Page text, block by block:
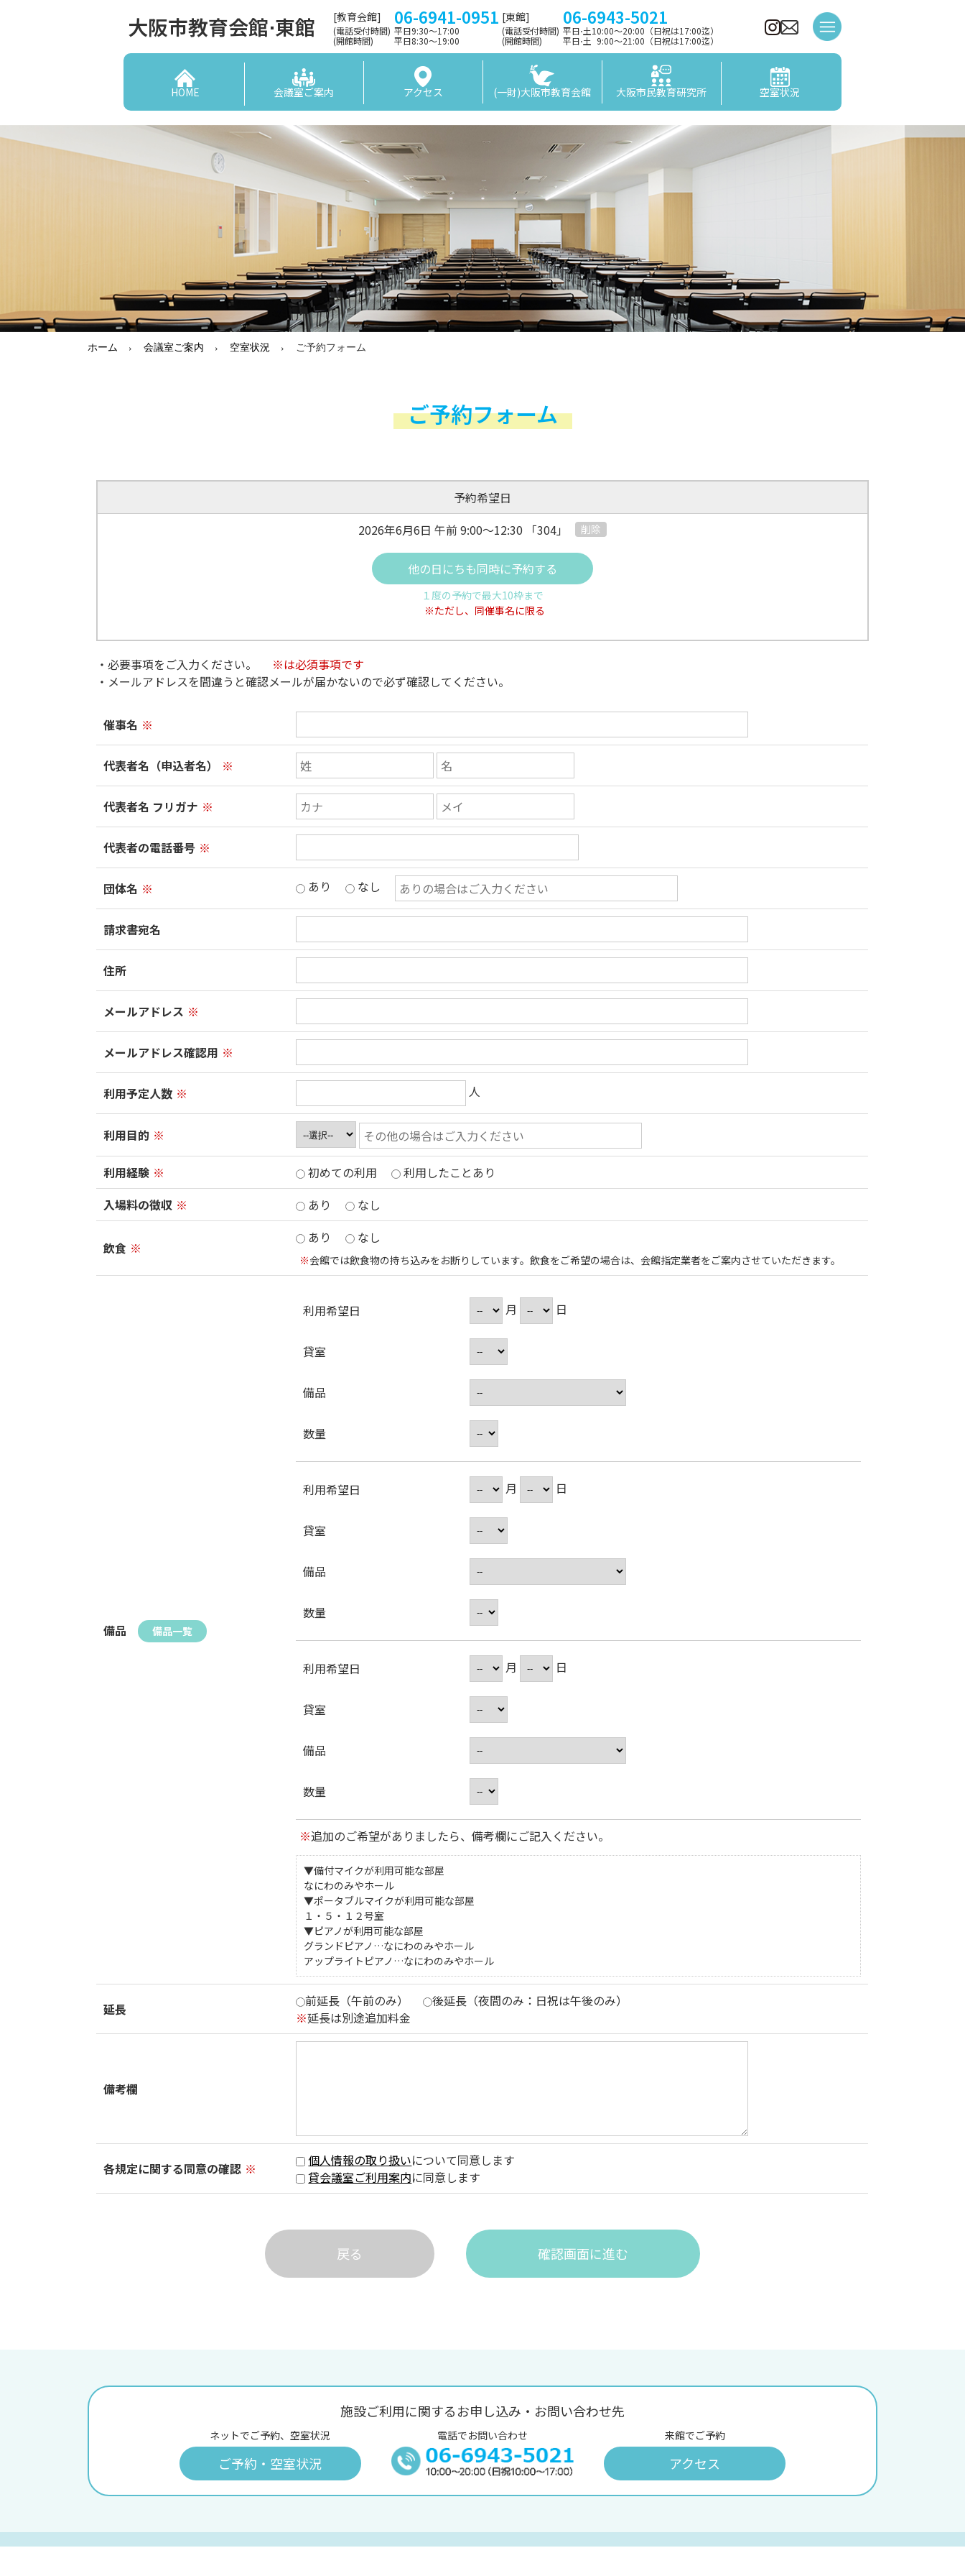
大阪市教育会館⋅東館 [教育会館] 06-6941-0951
(電話受付時間) 平日9:30〜17:00
(開館時間)
平日8:30〜19:00
[東館] 06-6943-5021
(電話受付時間) 平日⋅土10:00～20:00（日祝は17:00迄）
(開館時間)
平日⋅土 9:00〜21:00（日祝は17:00迄）
HOME 会議室ご案内 アクセス (一財)大阪市教育会館 大阪市民教育研究所 空室状況
ホーム 会議室ご案内 空室状況 ご予約フォーム
ご予約フォーム
予約希望日
2026年6月6日 午前9:00～12:30 「304」 削除
他の日にちも同時に予約する
１度の予約で最大10枠まで
※ただし、同催事名に限る
・必要事項をご入力ください。
※は必須事項です
・メールアドレスを間違うと確認メールが届かないので必ず確認してください。
催事名 ※
代表者名（申込者名） ※
代表者名 フリガナ ※
代表者の電話番号 ※
団体名 ※ あり なし
請求書宛名
住所
メールアドレス ※
メールアドレス確認用 ※
利用予定人数 ※ 人
利用目的 ※
利用経験 ※ 初めての利用
利用したことあり
入場料の徴収 ※ あり なし
飲食 ※
あり なし
※会館では飲食物の持ち込みをお断りしています。飲食をご希望の場合は、会館指定業者をご案内させていただきます。
備品 備品一覧
利用希望日 月 日
貸室
備品
数量
利用希望日 月 日
貸室
備品
数量
利用希望日 月 日
貸室
備品
数量
※追加のご希望がありましたら、備考欄にご記入ください。
▼備付マイクが利用可能な部屋
なにわのみやホール
▼ポータブルマイクが利用可能な部屋
１・５・１２号室
▼ピアノが利用可能な部屋
グランドピアノ…なにわのみやホール
アップライトピアノ…なにわのみやホール
延長 前延長（午前のみ）
後延長（夜間のみ：日祝は午後のみ）
※延長は別途追加料金
備考欄
各規定に関する同意の確認 ※ 個人情報の取り扱いについて同意します
貸会議室ご利用案内に同意します
戻る 確認画面に進む
施設ご利用に関するお申し込み・お問い合わせ先
ネットでご予約、空室状況
ご予約・空室状況
電話でお問い合わせ 来館でご予約
アクセス